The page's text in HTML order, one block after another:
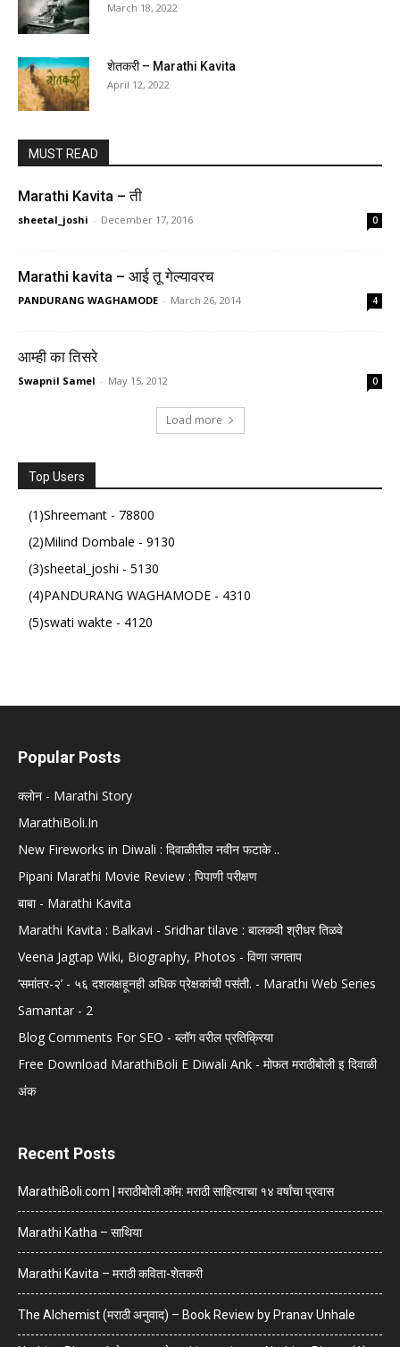
March 18, 2022
शेतकरी – Marathi Kavita
April 12, 2022
MUST READ
Marathi Kavita – ती
sheetal_joshi - December 17, 2016 0
Marathi kavita – आई तू गेल्यावरच
PANDURANG WAGHAMODE - March 26, 2014 4
आम्ही का तिसरे
Swapnil Samel - May 15, 2012 0
Load more
Top Users
(1)Shreemant - 78800
(2)Milind Dombale - 9130
(3)sheetal_joshi - 5130
(4)PANDURANG WAGHAMODE - 4310
(5)swati wakte - 4120
Popular Posts
क्लोन - Marathi Story
MarathiBoli.In
New Fireworks in Diwali : दिवाळीतील नवीन फटाके ..
Pipani Marathi Movie Review : पिपाणी परीक्षण
बाबा - Marathi Kavita
Marathi Kavita : Balkavi - Sridhar tilave : बालकवी श्रीधर तिळवे
Veena Jagtap Wiki, Biography, Photos - विणा जगताप
‘समांतर-२’ - ५६ दशलक्षहूनही अधिक प्रेक्षकांची पसंती. - Marathi Web Series
Samantar - 2
Blog Comments For SEO - ब्लॉग वरील प्रतिक्रिया
Free Download MarathiBoli E Diwali Ank - मोफत मराठीबोली इ दिवाळी
अंक
Recent Posts
MarathiBoli.com | मराठीबोली.कॉम: मराठी साहित्याचा १४ वर्षांचा प्रवास
Marathi Katha – साथिया
Marathi Kavita – मराठी कविता-शेतकरी
The Alchemist (मराठी अनुवाद) – Book Review by Pranav Unhale